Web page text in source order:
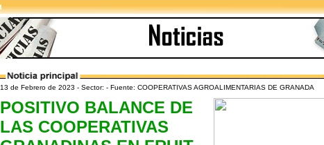
13 de Febrero de 2023 - Sector: - Fuente: COOPERATIVAS AGROALIMENTARIAS DE GRANADA
POSITIVO BALANCE DE
LAS COOPERATIVAS